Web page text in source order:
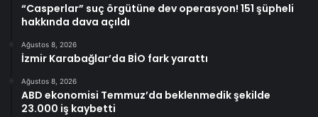
“Casperlar” suç örgütüne dev operasyon! 151 şüpheli
hakkında dava açıldı
Ağustos 8, 2026
İzmir Karabağlar’da BİO fark yarattı
Ağustos 8, 2026
ABD ekonomisi Temmuz’da beklenmedik şekilde
23.000 iş kaybetti